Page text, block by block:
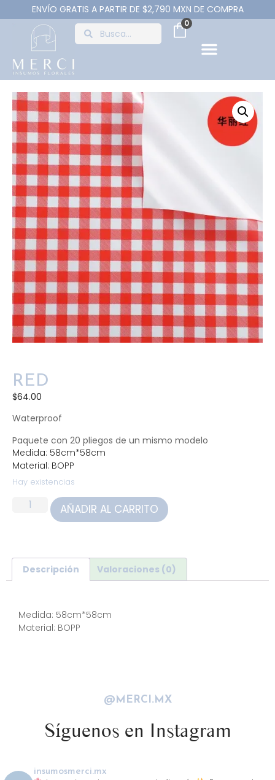
ENVÍO GRATIS A PARTIR DE $2,790 MXN DE COMPRA
0
RED
$64.00
Waterproof
Paquete con 20 pliegos de un mismo modelo
Medida: 58cm*58cm
Material: BOPP
Hay existencias
AÑADIR AL CARRITO
Descripción Valoraciones (0)
Medida: 58cm*58cm
Material: BOPP
@MERCI.MX
Síguenos en Instagram
insumosmerci.mx